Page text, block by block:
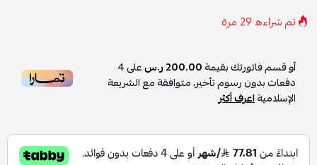
تم شراءه29 مرة
أو قسم فاتورتك بقيمة200.00 ر.س على4
دفعات بدون رسوم تأخير، متوافقة مع الشريعة
الإسلاميةاعرف أكثر